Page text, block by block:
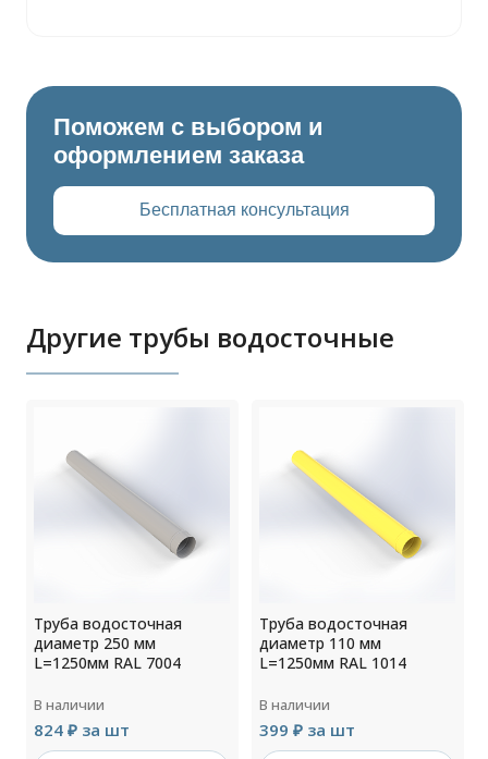
Поможем с выбором и
оформлением заказа
Бесплатная консультация
Другие трубы водосточные
Труба водосточная
диаметр 250 мм
L=1250мм RAL 7004
В наличии
824 ₽ за шт
Труба водосточная
диаметр 110 мм
L=1250мм RAL 1014
В наличии
399 ₽ за шт